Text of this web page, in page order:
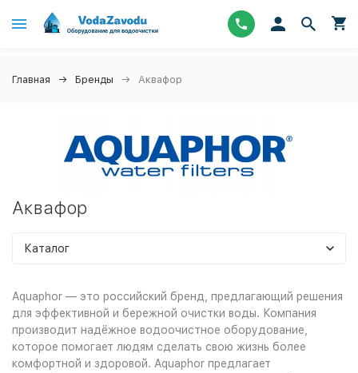
Главная Бренды Аквафор
Аквафор
Каталог
Aquaphor — это российский бренд, предлагающий решения
для эффективной и бережной очистки воды. Компания
производит надёжное водоочистное оборудование,
которое помогает людям сделать свою жизнь более
комфортной и здоровой. Aquaphor предлагает